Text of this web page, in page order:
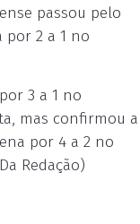
passou pelo
por 2 a 1 no
3 a 1 no
mas confirmou a
por 4 a 2 no
Redação)